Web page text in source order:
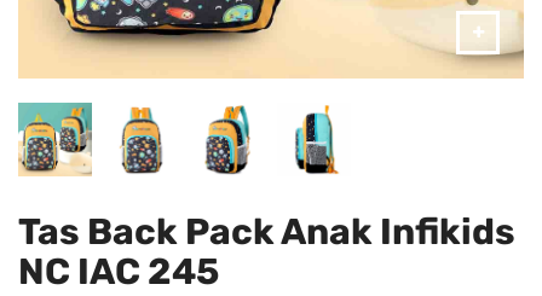
Tas Back Pack Anak Infikids
NC IAC 245